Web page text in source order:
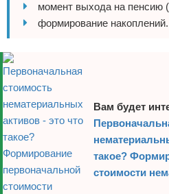
момент выхода на пенсию
формирование накоплений.
Вам будет
такое?
стоимости